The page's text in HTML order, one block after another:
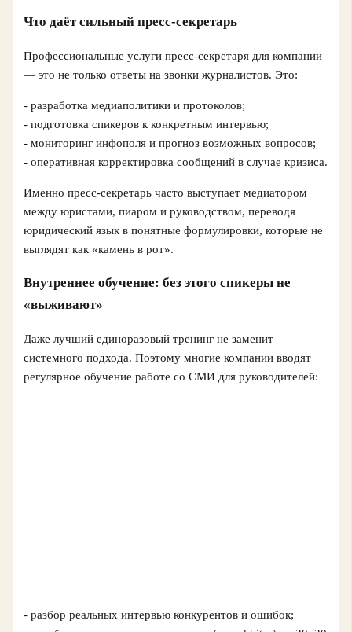
Что даёт сильный пресс-секретарь
Профессиональные услуги пресс-секретаря для компании
— это не только ответы на звонки журналистов. Это:
- разработка медиаполитики и протоколов;
- подготовка спикеров к конкретным интервью;
- мониторинг инфополя и прогноз возможных вопросов;
- оперативная корректировка сообщений в случае кризиса.
Именно пресс-секретарь часто выступает медиатором
между юристами, пиаром и руководством, переводя
юридический язык в понятные формулировки, которые не
выглядят как «камень в рот».
Внутреннее обучение: без этого спикеры не
«выживают»
Даже лучший единоразовый тренинг не заменит
системного подхода. Поэтому многие компании вводят
регулярное обучение работе со СМИ для руководителей:
- разбор реальных интервью конкурентов и ошибок;